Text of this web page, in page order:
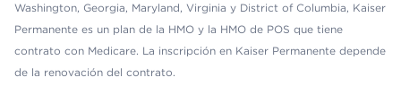
Washington, Georgia, Maryland, Virginia y District of Columbia, Kaiser
Permanente es un plan de la HMO y la HMO de POS que tiene
contrato con Medicare. La inscripción en Kaiser Permanente depende
de la renovación del contrato.